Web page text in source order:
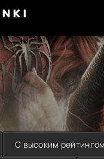
С высоким рейтингом